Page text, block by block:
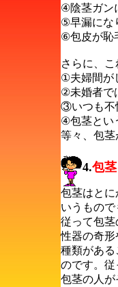
④陰茎ガン
⑤早漏にな
⑥包皮が恥
さらに、
①夫婦間が
②未婚者で
③いつも不
④包茎とい
等々、包
4.包
包茎はと
いうもので
従って包
性器の奇形
種類があ
のです。
包茎の人